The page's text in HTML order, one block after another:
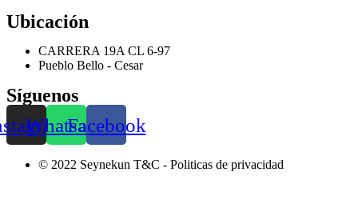
Ubicación
CARRERA 19A CL 6-97
Pueblo Bello - Cesar
Síguenos
WhatsappFacebook
© 2022 Seynekun T&C - Politicas de privacidad